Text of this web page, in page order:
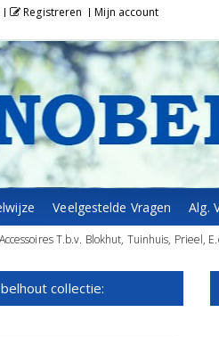
Registreren Mijn account
Veelgestelde Vragen Alg.
Accessoires T.b.v. Blokhut, Tuinhuis, Prieel,
collectie: